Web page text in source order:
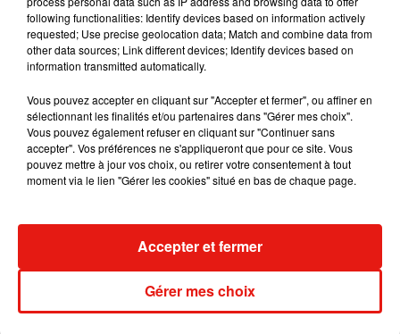
Ariana Grande prendra une pause après
sa tournée mondiale
Grand Corps Malade emmène Styleto
Ariana Grande se libère dans son nouvel
album « Petals »
following functionalities: Identify devices based on information actively
requested; Use precise geolocation data; Match and combine data from
other data sources; Link different devices; Identify devices based on
information transmitted automatically.
Vous pouvez accepter en cliquant sur "Accepter et fermer", ou affiner en
sélectionnant les finalités et/ou partenaires dans "Gérer mes choix".
Vous pouvez également refuser en cliquant sur "Continuer sans
accepter". Vos préférences ne s'appliqueront que pour ce site. Vous
pouvez mettre à jour vos choix, ou retirer votre consentement à tout
moment via le lien "Gérer les cookies" situé en bas de chaque page.
Gérer mes choix
Accepter et fermer